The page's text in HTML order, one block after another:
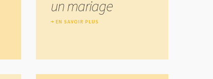
un mariage
EN SAVOIR PLUS